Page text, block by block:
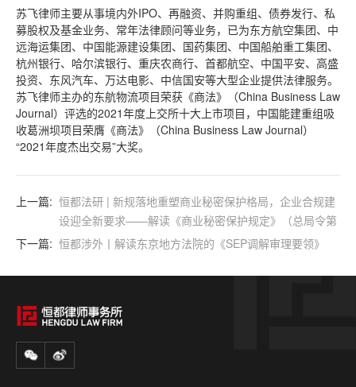
苏飞律师主要从事境内外IPO、再融资、并购重组、债券发行、私
募股权及基金业务、常年法律顾问等业务，已为东方航空集团、中
远海运集团、中国能源建设集团、国药集团、中国船舶重工集团、
杭州银行、哈尔滨银行、重庆农商行、首都航空、中国平安、高盛
投资、东风汽车、万达电影、中信国安等大型企业提供法律服务。
苏飞律师主办的东航物流项目荣获《商法》（China Business Law
Journal）评选的2021年度上交所十大上市项目，中国能建重组吸
收葛洲坝项目荣膺《商法》（China Business Law Journal）
“2021年度杰出交易”大奖。
上一篇: 恒都法研 | 新规落地重塑商业秘密保护格局，企业合规建
设迎全新要求——解读《商业秘密保护规定》（总局令第
126号）
下一篇: 恒都涉外丨解读东京地方法院的《SEP调解审理要领》